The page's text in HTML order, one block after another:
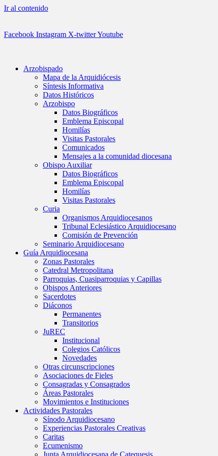
Ir al contenido
Facebook Instagram X-twitterYoutube
Arzobispado
Mapa de la Arquidiócesis
Síntesis Informativa
Datos Históricos
Arzobispo
Datos Biográficos
Emblema Episcopal
Homilías
Visitas Pastorales
Comunicados
Mensajes a la comunidad diocesana
Obispo Auxiliar
Datos Biográficos
Emblema Episcopal
Homilías
Visitas Pastorales
Curia
Organismos Arquidiocesanos
Tribunal Eclesiástico Arquidiocesano
Comisión de Prevención
Seminario Arquidiocesano
Guía Arquidiocesana
Zonas Pastorales
Catedral Metropolitana
Parroquias, Cuasiparroquias y Capillas
Obispos Anteriores
Sacerdotes
Diáconos
Permanentes
Transitorios
JuREC
Institucional
Colegios Católicos
Novedades
Otras circunscripciones
Asociaciones de Fieles
Consagradas y Consagrados
Áreas Pastorales
Movimientos e Instituciones
Actividades Pastorales
Sínodo Arquidiocesano
Experiencias Pastorales Creativas
Caritas
Ecumenismo
Junta Arquidiocesana de Catequesis